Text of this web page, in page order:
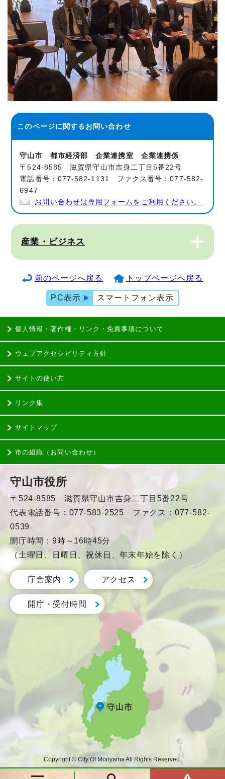
このページに関するお問い合わせ
守山市 都市経済部 企業連携室 企業連携係
〒524-8585 滋賀県守山市吉身二丁目5番22号
電話番号：077-582-1131 ファクス番号：077-582-
6947
お問い合わせは専用フォームをご利用ください。
産業・ビジネス
前のページへ戻る トップページへ戻る
PC表示 スマートフォン表示
個人情報・著作権・リンク・免責事項について
ウェブアクセシビリティ方針
サイトの使い方
リンク集
サイトマップ
市の組織（お問い合わせ）
守山市役所
〒524-8585 滋賀県守山市吉身二丁目5番22号
代表電話番号：077-583-2525 ファクス：077-582-
0539
開庁時間：9時～16時45分
（土曜日、日曜日、祝休日、年末年始を除く）
庁舎案内 アクセス
開庁・受付時間
Copyright © City Of Moriyama All Rights Reserved.